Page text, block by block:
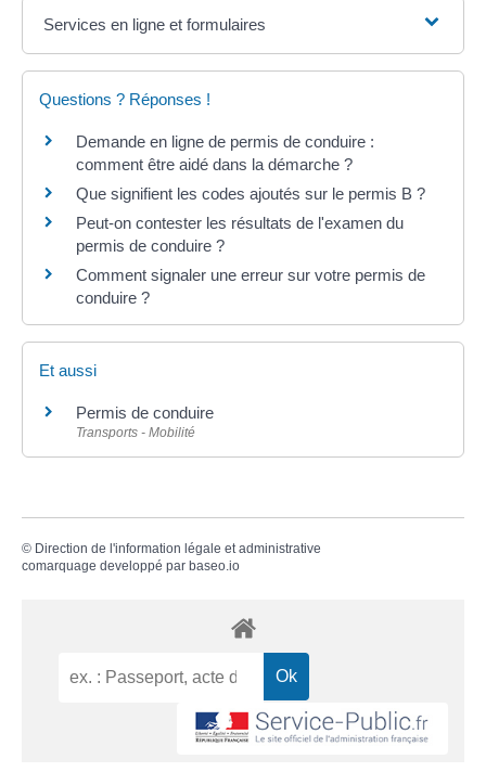
Services en ligne et formulaires
Questions ? Réponses !
Demande en ligne de permis de conduire :
comment être aidé dans la démarche ?
Que signifient les codes ajoutés sur le permis B ?
Peut-on contester les résultats de l'examen du
permis de conduire ?
Comment signaler une erreur sur votre permis de
conduire ?
Et aussi
Permis de conduire
Transports - Mobilité
© Direction de l'information légale et administrative
comarquage developpé par baseo.io